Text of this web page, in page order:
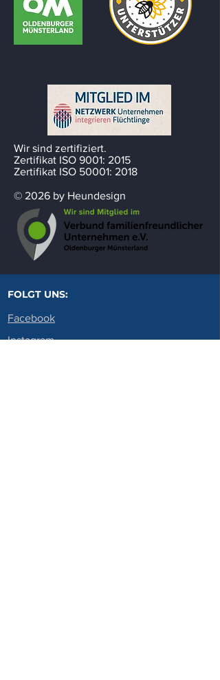
Wir sind zertifiziert.
Zertifikat ISO 9001: 2015
Zertifikat ISO 50001: 2018
© 2026 by Heundesign
FOLGT UNS:
Facebook
Instagram